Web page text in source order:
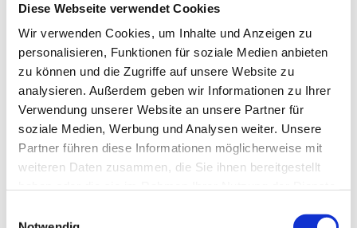
Diese Webseite verwendet Cookies
Wir verwenden Cookies, um Inhalte und Anzeigen zu
personalisieren, Funktionen für soziale Medien anbieten
zu können und die Zugriffe auf unsere Website zu
analysieren. Außerdem geben wir Informationen zu Ihrer
Verwendung unserer Website an unsere Partner für
soziale Medien, Werbung und Analysen weiter. Unsere
Partner führen diese Informationen möglicherweise mit
weiteren Daten zusammen, die Sie ihnen bereitgestellt
bzw. Somatisierungsstörungen aufpsychische
Konflikte,negativen Stress odertraumatische
Ereignissezurückzuführen. Charakteristisch für die
Betroffenen ist die Ablehnung von psychischen Ursachen
und ein damit verbundener, oft mehrfacher Ärztewechsel,
um alternative Erklärungen für die Symptome zu finden.
Es wird angenommen, dass eine Kombination von
biologischen, psychologischen und sozialen Faktoren
eine Rolle spielt.
als Ursache